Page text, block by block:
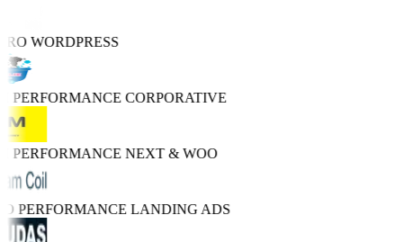
WORDPRESS
PERFORMANCECORPORATIVE
PERFORMANCENEXT & WOO
PERFORMANCELANDING ADS